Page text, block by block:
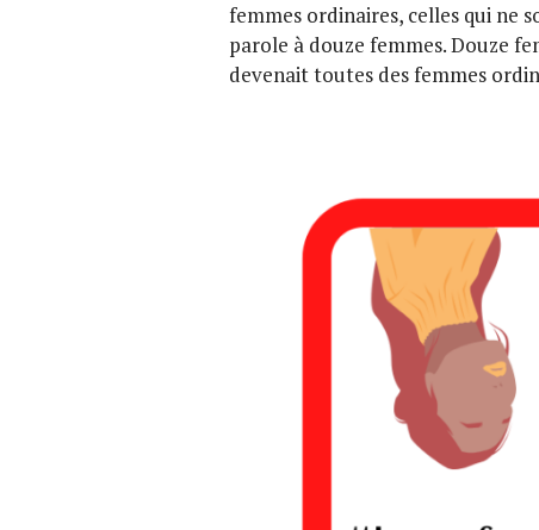
femmes ordinaires, celles qui ne
parole à douze femmes. Douze
devenait toutes des femmes